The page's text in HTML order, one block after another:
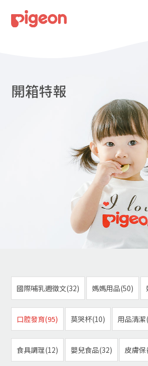
開箱特報
國際哺乳週徵文(32) 媽媽用品(50)
口腔發育(95) 莫哭杯(10) 用品清
食具調理(12) 嬰兒食品(32) 皮膚